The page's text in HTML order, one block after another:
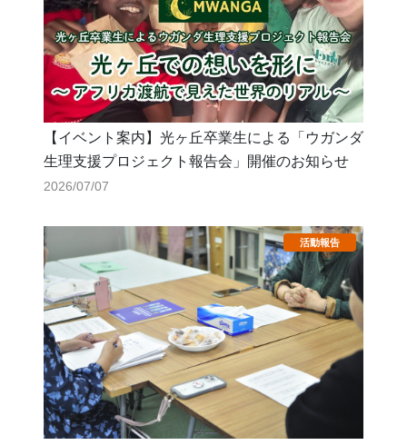
【イベント案内】光ヶ丘卒業生による「ウガンダ
生理支援プロジェクト報告会」開催のお知らせ
2026/07/07